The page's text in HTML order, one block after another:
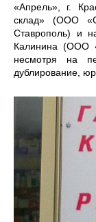
«Апрель», г.
склад» (ООО
Ставрополь) и
Калинина (ООО
несмотря на
дублирование,